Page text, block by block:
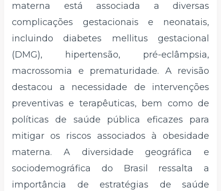
materna está associada a diversas
complicações gestacionais e neonatais,
incluindo diabetes mellitus gestacional
(DMG), hipertensão, pré-eclâmpsia,
macrossomia e prematuridade. A revisão
destacou a necessidade de intervenções
preventivas e terapêuticas, bem como de
políticas de saúde pública eficazes para
mitigar os riscos associados à obesidade
materna. A diversidade geográfica e
sociodemográfica do Brasil ressalta a
importância de estratégias de saúde